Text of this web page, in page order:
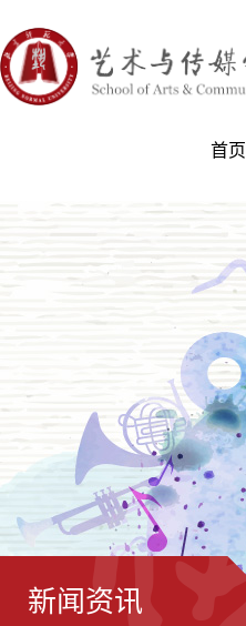
首页
新闻资讯